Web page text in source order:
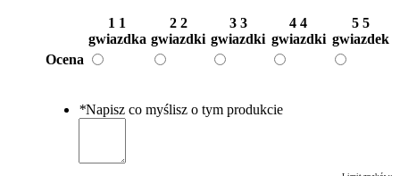
1 1
gwiazdka
2 2
gwiazdki
3 3
gwiazdki
4 4
gwiazdki
5 5
gwiazdek
Ocena
*Napisz co myślisz o tym produkcie